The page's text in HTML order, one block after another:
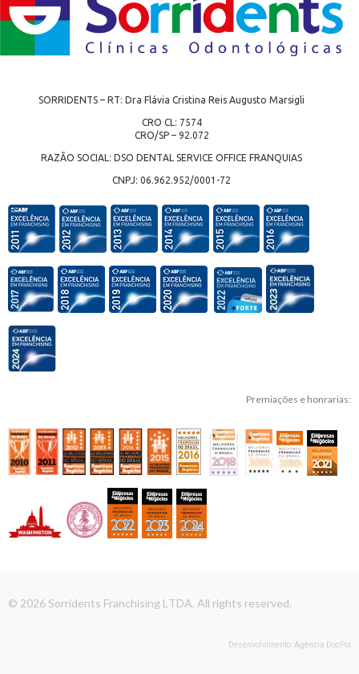
SORRIDENTS – RT: Dra Flávia Cristina Reis Augusto Marsigli
CRO CL: 7574
CRO/SP – 92.072
RAZÃO SOCIAL: DSO DENTAL SERVICE OFFICE FRANQUIAS
CNPJ: 06.962.952/0001-72
Premiações e honrarias:
© 2026 Sorridents Franchising LTDA. All rights reserved.
Desenvolvimento: Agência DocPix